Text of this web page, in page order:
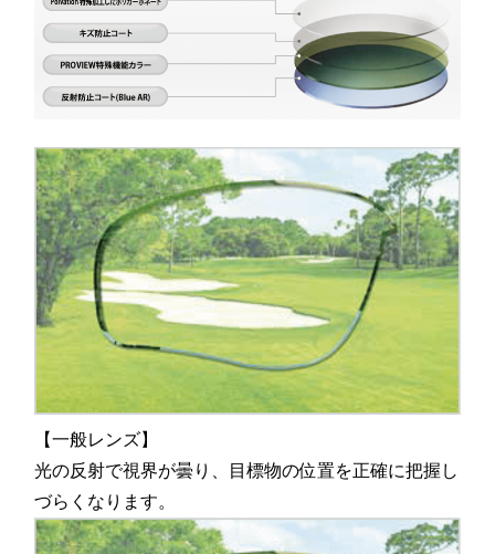
【一般レンズ】
光の反射で視界が曇り、目標物の位置を正確に把握し
づらくなります。